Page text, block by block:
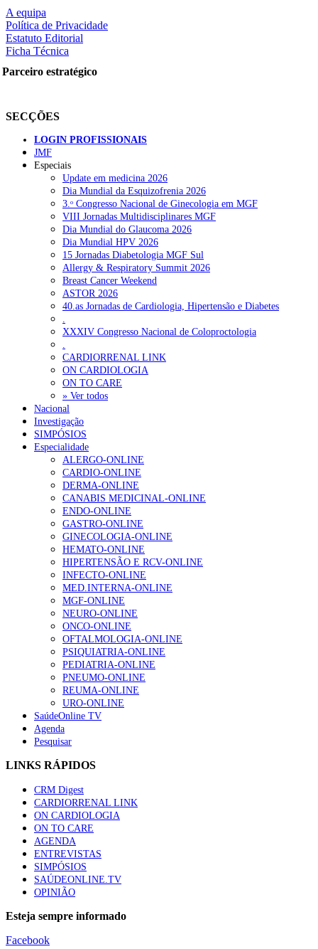
A equipa
Política de Privacidade
Estatuto Editorial
Ficha Técnica
Parceiro estratégico
SECÇÕES
LOGIN PROFISSIONAIS
JMF
Especiais
Update em medicina 2026
Dia Mundial da Esquizofrenia 2026
3.ᵒ Congresso Nacional de Ginecologia em MGF
VIII Jornadas Multidisciplinares MGF
Dia Mundial do Glaucoma 2026
Dia Mundial HPV 2026
15 Jornadas Diabetologia MGF Sul
Allergy & Respiratory Summit 2026
Breast Cancer Weekend
ASTOR 2026
40.as Jornadas de Cardiologia, Hipertensão e Diabetes
.
XXXIV Congresso Nacional de Coloproctologia
.
CARDIORRENAL LINK
ON CARDIOLOGIA
ON TO CARE
» Ver todos
Nacional
Investigação
SIMPÓSIOS
Especialidade
ALERGO-ONLINE
CARDIO-ONLINE
DERMA-ONLINE
CANABIS MEDICINAL-ONLINE
ENDO-ONLINE
GASTRO-ONLINE
GINECOLOGIA-ONLINE
HEMATO-ONLINE
HIPERTENSÃO E RCV-ONLINE
INFECTO-ONLINE
MED.INTERNA-ONLINE
MGF-ONLINE
NEURO-ONLINE
ONCO-ONLINE
OFTALMOLOGIA-ONLINE
PSIQUIATRIA-ONLINE
PEDIATRIA-ONLINE
PNEUMO-ONLINE
REUMA-ONLINE
URO-ONLINE
SaúdeOnline TV
Agenda
Pesquisar
LINKS RÁPIDOS
CRM Digest
CARDIORRENAL LINK
ON CARDIOLOGIA
ON TO CARE
AGENDA
ENTREVISTAS
SIMPÓSIOS
SAÚDEONLINE.TV
OPINIÃO
Esteja sempre informado
Facebook